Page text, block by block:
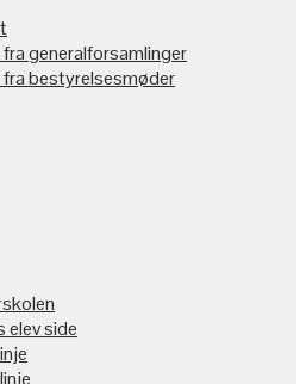
generalforsamlinger
bestyrelsesmøder
elev side